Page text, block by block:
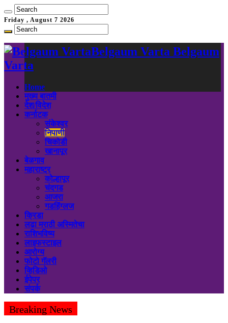
Friday , August 7 2026
Belgaum Varta Belgaum
Varta
Home
मुख्य बातमी
देश/विदेश
कर्नाटक
संकेश्वर
निपाणी
चिकोडी
खानापूर
बेळगाव
महाराष्ट्र
कोल्हापूर
चंदगड
आजरा
गडहिंग्लज
क्रिडा
लढा मराठी अस्मितेचा
राशिभविष्य
लाइफस्टाइल
आरोग्य
फोटो गॅलरी
व्हिडिओ
ईपेपर
संपर्क
Breaking News